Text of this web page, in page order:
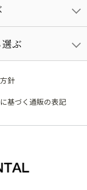
ぶ
針
基づく通販の表記